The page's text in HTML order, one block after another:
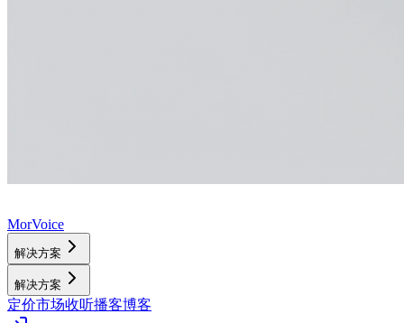
MorVoice
解决方案
解决方案
定价市场收听播客博客